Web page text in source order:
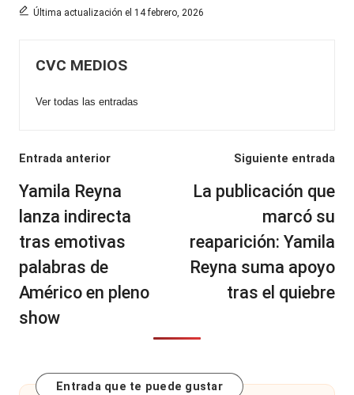
Última actualización el 14 febrero, 2026
CVC MEDIOS
Ver todas las entradas
Navegación
de
entradas
Entrada anterior
Yamila Reyna
lanza indirecta
tras emotivas
palabras de
Américo en pleno
show
Siguiente entrada
La publicación que
marcó su
reaparición: Yamila
Reyna suma apoyo
tras el quiebre
Entrada que te puede gustar